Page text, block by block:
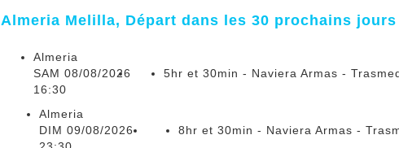
Almeria Melilla, Départ dans les 30 prochains jours
Almeria
SAM 08/08/2026
16:30
5hr et 30min - Naviera Armas -
Almeria
DIM 09/08/2026
8hr et 30min - Naviera Armas -